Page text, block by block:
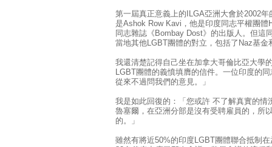
第一屆真正意義上的ILGA亞洲大會於2002
是Ashok Row Kavi，他是印度同志平權團
同志雜誌《Bombay Dost》的出版人。但這
當地其他LGBT團體的對立，包括了Naz基
我還清楚記得自己坐在加拿大哥倫比亞大學
LGBT團體的義憤填膺的信件。一位印度的
從來不過問我們的意見。」
我是如此回復的：「您或許 不了解真實的
魯塞爾，在亞洲分部是沒有受聘雇員的，所
的。」
雖然有將近50%的印度LGBT團體聯合抵制